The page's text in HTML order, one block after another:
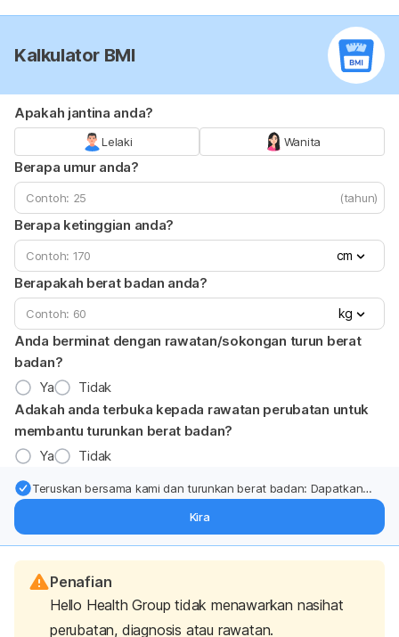
Kalkulator BMI
Apakah jantina anda?
Lelaki Wanita
Berapa umur anda?
(tahun)
Berapa ketinggian anda?
cm
Berapakah berat badan anda?
kg
Anda berminat dengan rawatan/sokongan turun berat
badan?
Ya
Tidak
Adakah anda terbuka kepada rawatan perubatan untuk
membantu turunkan berat badan?
Ya
Tidak
Teruskan bersama kami dan turunkan berat badan: Dapatkan
badan terus ke (peti masuk > inbox) anda.
Kira
Penafian
Hello Health Group tidak menawarkan nasihat
perubatan, diagnosis atau rawatan.